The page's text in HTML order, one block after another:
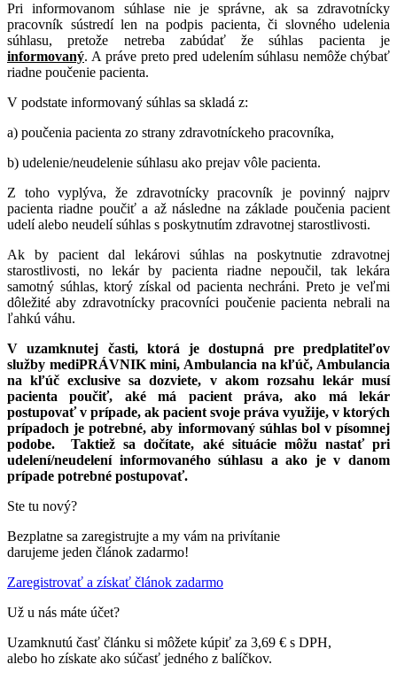
Pri informovanom súhlase nie je správne, ak sa zdravotnícky
pracovník sústredí len na podpis pacienta, či slovného udelenia
súhlasu, pretože netreba zabúdať že súhlas pacienta je
informovaný. A práve preto pred udelením súhlasu nemôže chýbať
riadne poučenie pacienta.
V podstate informovaný súhlas sa skladá z:
a) poučenia pacienta zo strany zdravotníckeho pracovníka,
b) udelenie/neudelenie súhlasu ako prejav vôle pacienta.
Z toho vyplýva, že zdravotnícky pracovník je povinný najprv
pacienta riadne poučiť a až následne na základe poučenia pacient
udelí alebo neudelí súhlas s poskytnutím zdravotnej starostlivosti.
Ak by pacient dal lekárovi súhlas na poskytnutie zdravotnej
starostlivosti, no lekár by pacienta riadne nepoučil, tak lekára
samotný súhlas, ktorý získal od pacienta nechráni. Preto je veľmi
dôležité aby zdravotnícky pracovníci poučenie pacienta nebrali na
ľahkú váhu.
V uzamknutej časti, ktorá je dostupná pre predplatiteľov
služby mediPRÁVNIK mini, Ambulancia na kľúč, Ambulancia
na kľúč exclusive sa dozviete, v akom rozsahu lekár musí
pacienta poučiť, aké má pacient práva, ako má lekár
postupovať v prípade, ak pacient svoje práva využije, v ktorých
prípadoch je potrebné, aby informovaný súhlas bol v písomnej
podobe. Taktiež sa dočítate, aké situácie môžu nastať pri
udelení/neudelení informovaného súhlasu a ako je v danom
prípade potrebné postupovať.
Ste tu nový?
Bezplatne sa zaregistrujte a my vám na privítanie
darujeme jeden článok zadarmo!
Zaregistrovať a získať článok zadarmo
Už u nás máte účet?
Uzamknutú časť článku si môžete kúpiť za 3,69 € s DPH,
alebo ho získate ako súčasť jedného z balíčkov.